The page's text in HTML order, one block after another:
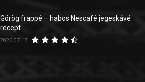
Görög frappé – habos Nescafé jegeskávé
recept
2026.07.17.